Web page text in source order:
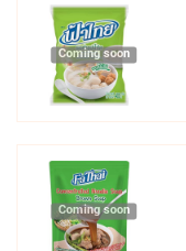
Coming soon
Coming soon